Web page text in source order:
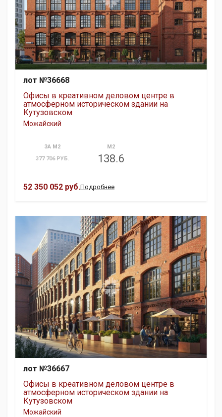
лот №36668
Офисы в креативном деловом центре в
атмосферном историческом здании на
Кутузовском
Можайский
ЗА М2
377 706 РУБ.
М2
138.6
52 350 052 руб.Подробнее
лот №36667
Офисы в креативном деловом центре в
атмосферном историческом здании на
Кутузовском
Можайский